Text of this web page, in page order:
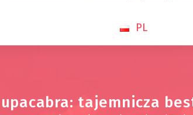
PL
tajemnicza